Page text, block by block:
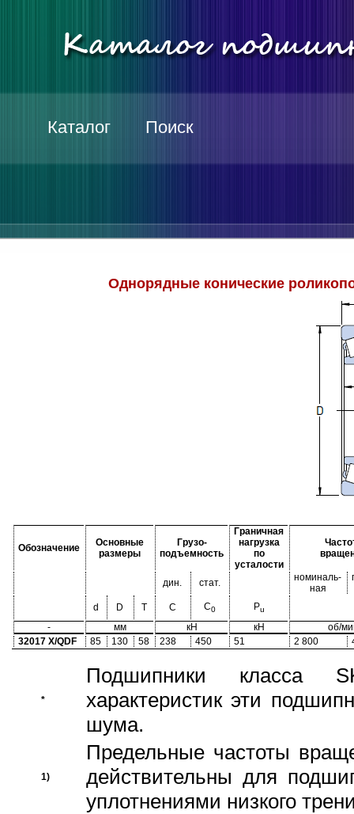
Каталог Поиск
Однорядные конические
Обозначение
Основные
размеры
Грузо-
подъемность
Граничная
нагрузка
по
усталости
дин. стат.
номиналь-
ная
d D T C C0 Pu
- мм кН кН
об/
32017 X/QDF
85 130 58 238 450 51 2 800
*
Подшипники класса
характеристик эти
шума.
1)
Предельные частоты
действительны для
уплотнениями низкого